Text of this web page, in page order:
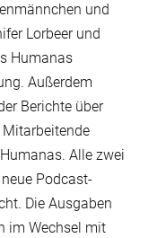
und
Lorbeer und
Humanas
Außerdem
Berichte über
Mitarbeitende
Alle zwei
Podcast-
Die Ausgaben
im Wechsel mit